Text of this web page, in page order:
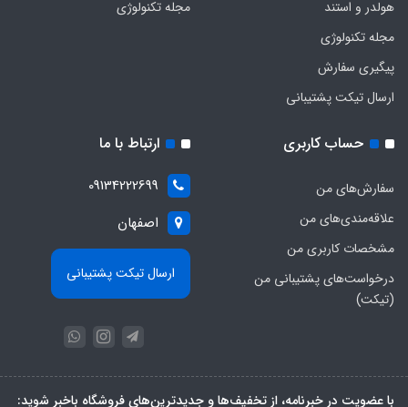
هولدر و استند
مجله تکنولوژی
پیگیری سفارش
ارسال تیکت پشتیبانی
مجله تکنولوژی
حساب کاربری
سفارش‌های من
علاقه‌مندی‌های من
مشخصات کاربری من
درخواست‌های پشتیبانی من
(تیکت)
ارتباط با ما
09134222699
اصفهان
ارسال تیکت پشتیبانی
با عضویت در خبرنامه، از تخفیف‌ها و جدیدترین‌های فروشگاه باخبر شوید: